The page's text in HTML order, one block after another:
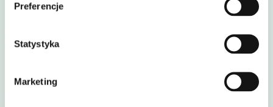
Preferencje
Statystyka
Marketing
§7. Odpowiedzialność
Korzystanie z kortu odbywa się wyłącznie na własne
ryzyko i odpowiedzialność użytkownika.
kontuzje, pogorszenie stanu zdrowia, wypadki lub
inne zdarzenia powstałe podczas korzystania z